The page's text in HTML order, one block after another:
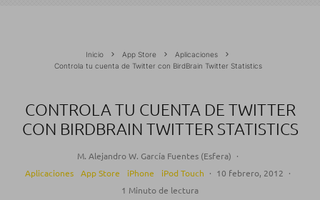
Inicio App Store
Aplicaciones
Controla tu cuenta de Twitter con BirdBrain Twitter Statistics
CONTROLA TU CUENTA DE TWITTER
CON BIRDBRAIN TWITTER STATISTICS
M. Alejandro W. García Fuentes (Esfera) ·
Aplicaciones
App Store iPhone iPod Touch · 10 febrero, 2012 ·
1 Minuto de lectura